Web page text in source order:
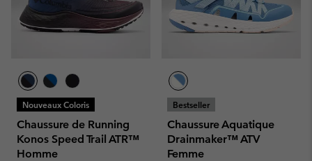
Nouveaux Coloris
Chaussure de Running
Konos Speed Trail ATR™
Homme
Bestseller
Chaussure Aquatique
Drainmaker™ ATV
Femme